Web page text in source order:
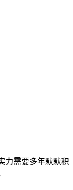
力需要多年默默积